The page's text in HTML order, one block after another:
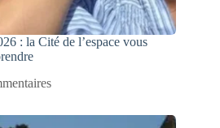
: la Cité de l’espace vous